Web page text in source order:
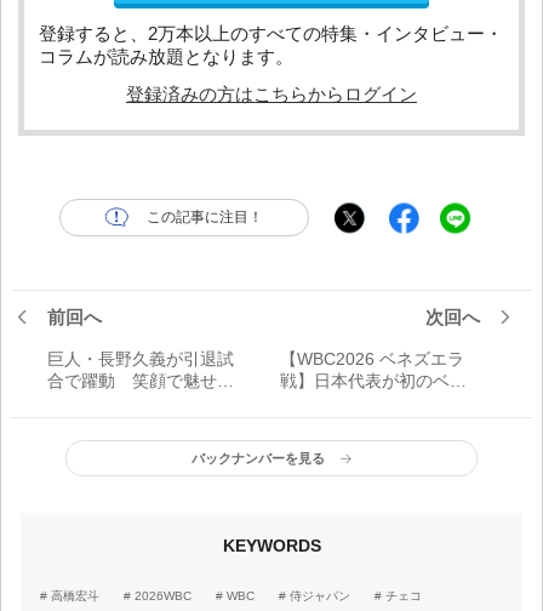
登録すると、2万本以上のすべての特集・インタビュー・
コラムが読み放題となります。
登録済みの方はこちらからログイン
この記事に注目！
前回へ
巨人・長野久義が引退試
合で躍動 笑顔で魅せた
の方に恵まれた野球人生
だった」
次回へ
【WBC2026 ベネズエラ
戦】日本代表が初のベス
から一転 流れをつかみ
切れず最後は投打で力負
け 連覇の夢、ついえる
バックナンバーを見る
KEYWORDS
高橋宏斗 2026WBC WBC 侍ジャパン チェコ